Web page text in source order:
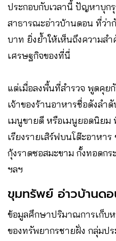
ประกอบกับเวลานี้ ปัญหาบุก
สาธารณะอ่าวบ้านดอน ที่ว่
บาท ยิ่งย้ำให้เห็นถึงความส
เศรษฐกิจของที่นี่
แต่เมื่อลงพื้นที่สำรวจ พูดคุย
เจ้าของร้านอาหารชื่อดังลำ
เมนูขายดี หรือเมนูยอดนิยม
เรียงรายเสิร์ฟบนโต๊ะอาหา
กุ้งราดซอสมะขาม กั้งทอดก
ฯลฯ
ขุมทรัพย์ อ่าวบ้านด
ข้อมูลศึกษาปริมาณการเก็บ
ของทรัพยากรชายฝั่ง กลุ่มป